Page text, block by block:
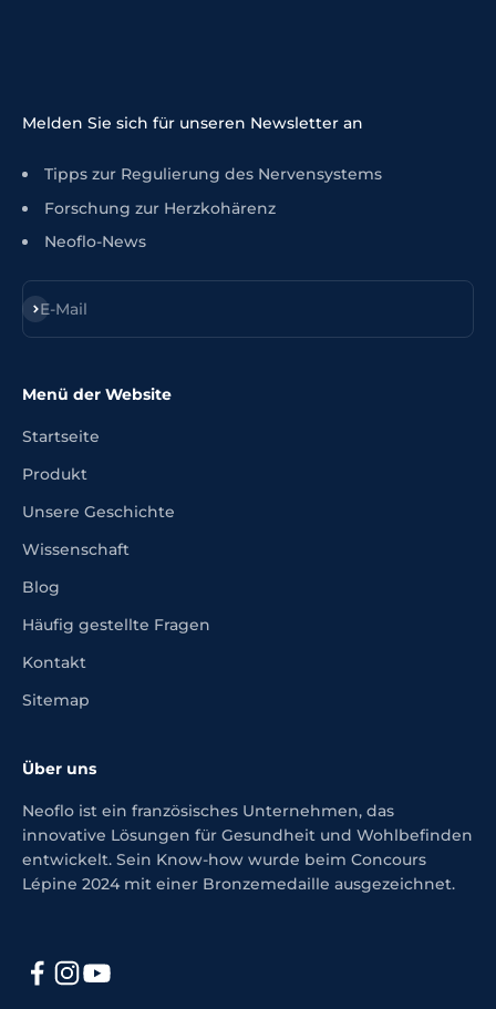
Melden Sie sich für unseren Newsletter an
Tipps zur Regulierung des Nervensystems
Forschung zur Herzkohärenz
Neoflo-News
E-Mail
Anmelden
Menü der Website
Startseite
Produkt
Unsere Geschichte
Wissenschaft
Blog
Häufig gestellte Fragen
Kontakt
Sitemap
Über uns
Neoflo ist ein französisches Unternehmen, das
innovative Lösungen für Gesundheit und Wohlbefinden
entwickelt. Sein Know-how wurde beim Concours
Lépine 2024 mit einer Bronzemedaille ausgezeichnet.